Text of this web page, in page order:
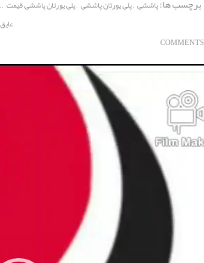
پاششی پلی یورتان پاششی پلی یورتان پاششی قیمت